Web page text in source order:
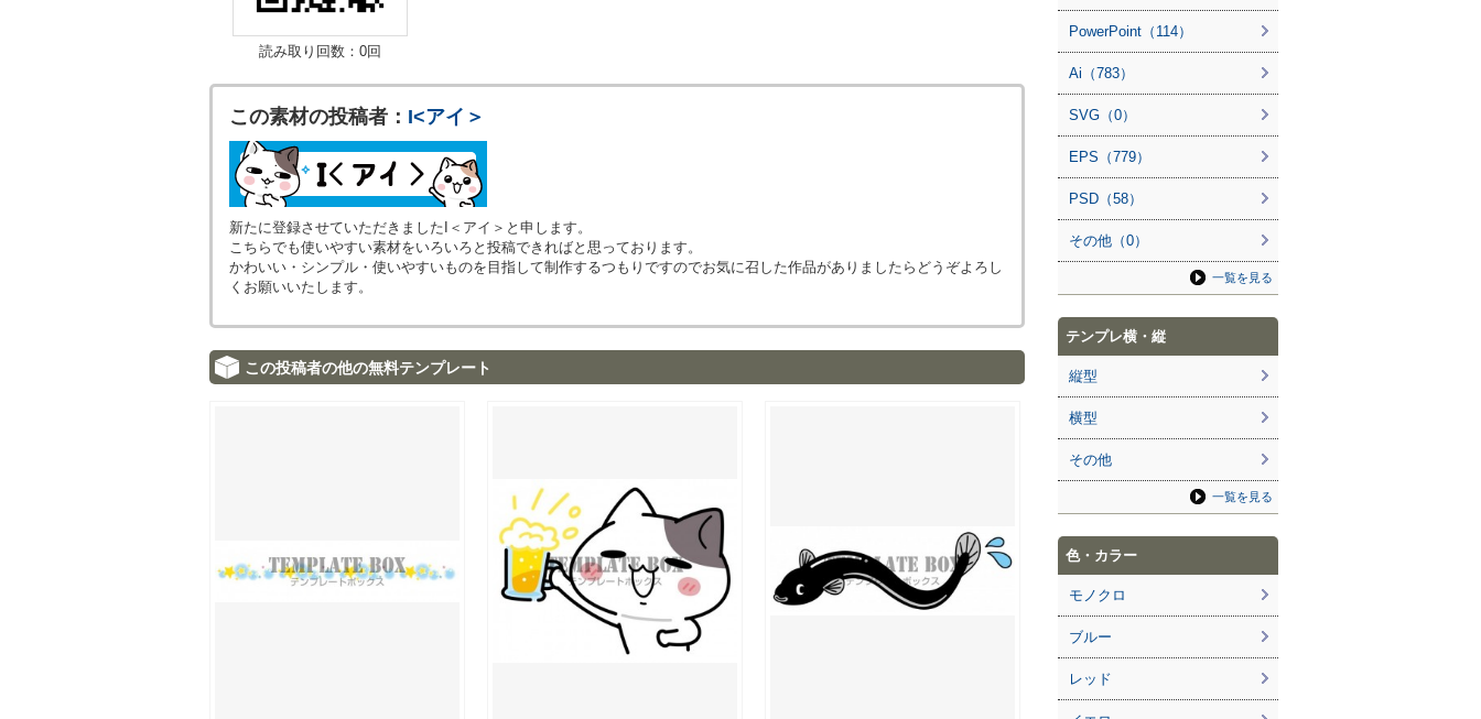
読み取り回数：0回
この素材の投稿者： I<アイ＞
新たに登録させていただきましたI＜アイ＞と申します。
こちらでも使いやすい素材をいろいろと投稿できればと思っております。
かわいい・シンプル・使いやすいものを目指して制作するつもりですのでお気に召した作品がありましたらどうぞよろし
くお願いいたします。
この投稿者の他の無料テンプレート
PowerPoint（114）
Ai（783）
SVG（0）
EPS（779）
PSD（58）
その他（0）
一覧を見る
テンプレ横・縦
縦型
横型
その他
一覧を見る
色・カラー
モノクロ
ブルー
レッド